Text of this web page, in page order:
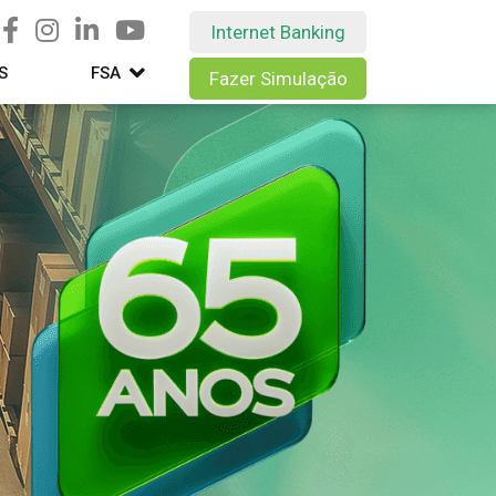
FSA
Internet Banking
Fazer Simulação